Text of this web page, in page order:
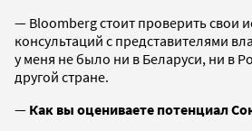
— Bloomberg стоит проверить свои
консультаций с представителями
у меня не было ни в Беларуси, ни в
другой стране.
— Как вы оцениваете потенциал